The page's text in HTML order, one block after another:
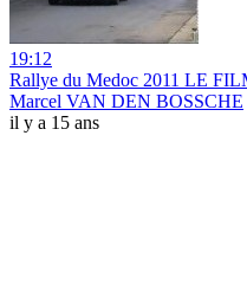
19:12
Rallye du Medoc 2011 LE
Marcel VAN DEN BOSSCHE
il y a 15 ans